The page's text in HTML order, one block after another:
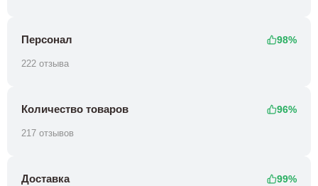
Персонал 98%
222 отзыва
Количество товаров 96%
217 отзывов
Доставка 99%